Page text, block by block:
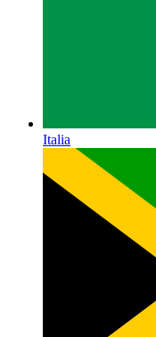
Italia